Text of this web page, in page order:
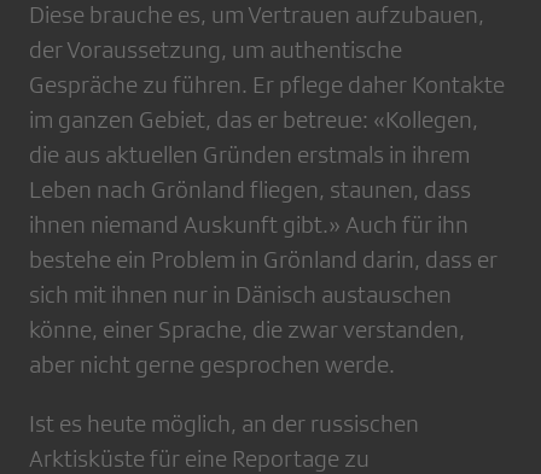
Diese brauche es, um Vertrauen aufzubauen,
der Voraussetzung, um authentische
Gespräche zu führen. Er pflege daher Kontakte
im ganzen Gebiet, das er betreue: «Kollegen,
die aus aktuellen Gründen erstmals in ihrem
Leben nach Grönland fliegen, staunen, dass
ihnen niemand Auskunft gibt.» Auch für ihn
bestehe ein Problem in Grönland darin, dass er
sich mit ihnen nur in Dänisch austauschen
könne, einer Sprache, die zwar verstanden,
aber nicht gerne gesprochen werde.
Ist es heute möglich, an der russischen
Arktisküste für eine Reportage zu